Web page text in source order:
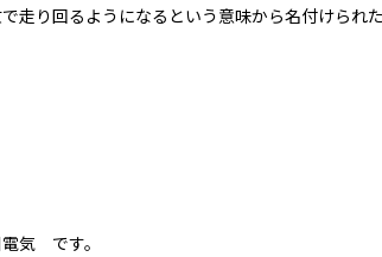
走り回るようになるという意味から名付けられ
気 です。